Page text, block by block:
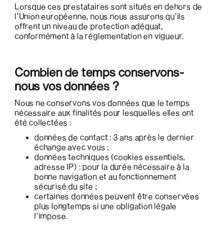
Lorsque ces prestataires sont situés en dehors de
l’Union européenne, nous nous assurons qu’ils
offrent un niveau de protection adéquat,
conformément à la réglementation en vigueur.
Combien de temps conservons-
nous vos données ?
Nous ne conservons vos données que le temps
nécessaire aux finalités pour lesquelles elles ont
été collectées :
données de contact : 3 ans après le dernier
échange avec vous ;
données techniques (cookies essentiels,
adresse IP) : pour la durée nécessaire à la
bonne navigation et au fonctionnement
sécurisé du site ;
certaines données peuvent être conservées
plus longtemps si une obligation légale
l’impose.